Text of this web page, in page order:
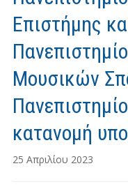
Επιστήµης
Μουσικών
κατανομή
25 Απριλίου 2023